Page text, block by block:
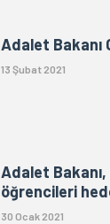
Adalet Bakanı
13 Şubat 2021
Adalet
öğrencileri
30 Ocak 2021